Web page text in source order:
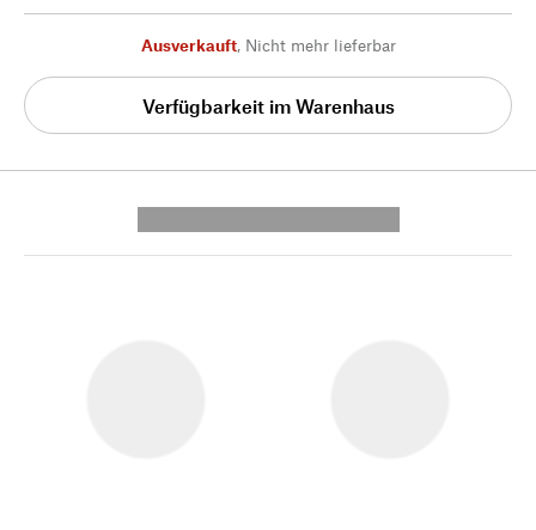
Ausverkauft, Nicht mehr lieferbar
Verfügbarkeit im Warenhaus